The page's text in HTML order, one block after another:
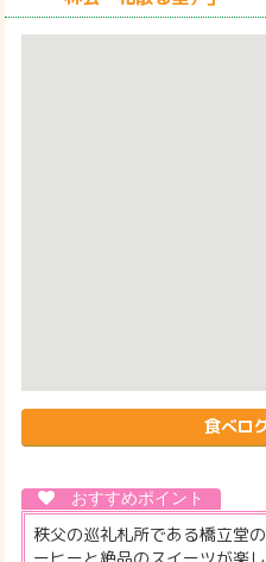
食べロ
秩父の巡礼札所である橋立堂